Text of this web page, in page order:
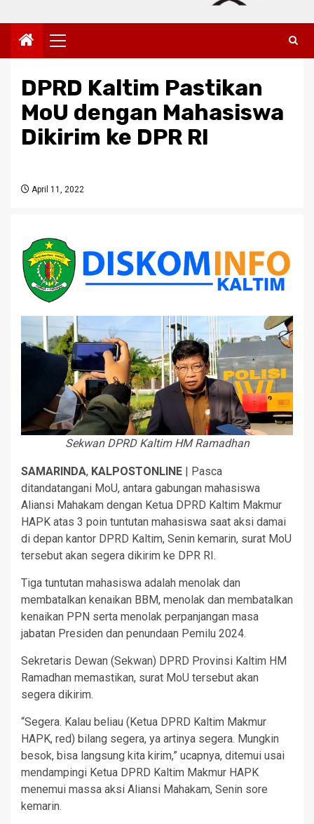
Primary
Menu
DPRD Kaltim Pastikan
MoU dengan Mahasiswa
Dikirim ke DPR RI
April 11, 2022
Sekwan DPRD Kaltim HM Ramadhan
SAMARINDA, KALPOSTONLINE | Pasca
ditandatangani MoU, antara gabungan mahasiswa
Aliansi Mahakam dengan Ketua DPRD Kaltim Makmur
HAPK atas 3 poin tuntutan mahasiswa saat aksi damai
di depan kantor DPRD Kaltim, Senin kemarin, surat MoU
tersebut akan segera dikirim ke DPR RI.
Tiga tuntutan mahasiswa adalah menolak dan
membatalkan kenaikan BBM, menolak dan membatalkan
kenaikan PPN serta menolak perpanjangan masa
jabatan Presiden dan penundaan Pemilu 2024.
Sekretaris Dewan (Sekwan) DPRD Provinsi Kaltim HM
Ramadhan memastikan, surat MoU tersebut akan
segera dikirim.
“Segera. Kalau beliau (Ketua DPRD Kaltim Makmur
HAPK, red) bilang segera, ya artinya segera. Mungkin
besok, bisa langsung kita kirim,” ucapnya, ditemui usai
mendampingi Ketua DPRD Kaltim Makmur HAPK
menemui massa aksi Aliansi Mahakam, Senin sore
kemarin.